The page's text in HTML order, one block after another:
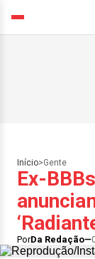
Início>Gente
Ex-
PorDa Redação